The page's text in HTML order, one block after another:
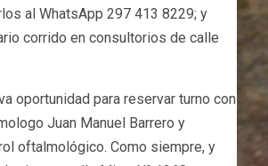
al WhatsApp 297 413 8229; y
corrido en consultorios de calle
oportunidad para reservar turno con
Juan Manuel Barrero y
oftalmológico. Como siempre, y